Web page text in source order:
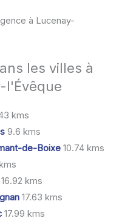
à Lucenay-
les villes à
l'Évêque
kms
9.6 kms
de-Boixe10.74 kms
kms
17.63 kms
17.99 kms